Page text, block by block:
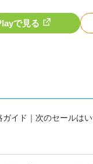
で見る
イド｜次のセールは